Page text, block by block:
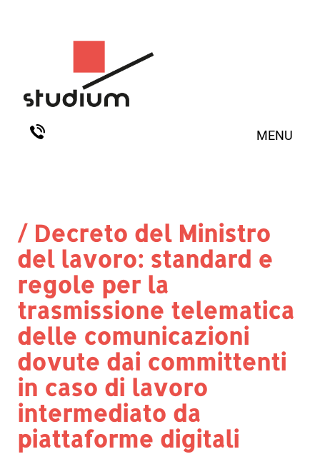
MENU
/ Decreto del Ministro
del lavoro: standard e
regole per la
trasmissione telematica
delle comunicazioni
dovute dai committenti
in caso di lavoro
intermediato da
piattaforme digitali